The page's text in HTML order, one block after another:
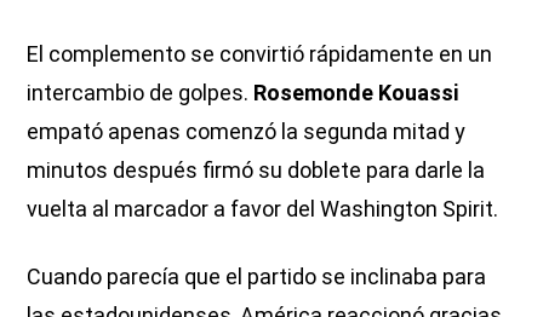
El complemento se convirtió rápidamente en un
intercambio de golpes. Rosemonde Kouassi
empató apenas comenzó la segunda mitad y
minutos después firmó su doblete para darle la
vuelta al marcador a favor del Washington Spirit.
Cuando parecía que el partido se inclinaba para